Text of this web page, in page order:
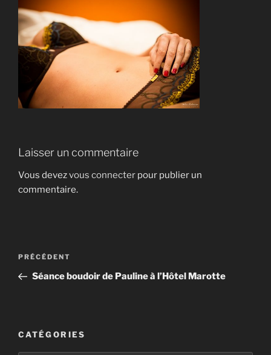
Laisser un commentaire
Vous devezvous connecter pour publier un
commentaire.
Navigation
l’article
Article
précédent
PRÉCÉDENT
Séance boudoir de Pauline à l’Hôtel Marotte
CATÉGORIES